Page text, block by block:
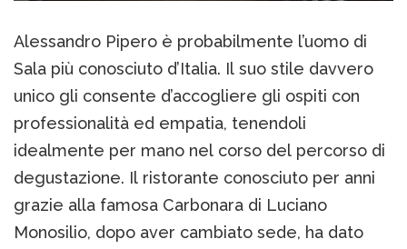
Alessandro Pipero è probabilmente l’uomo di
Sala più conosciuto d’Italia. Il suo stile davvero
unico gli consente d’accogliere gli ospiti con
professionalità ed empatia, tenendoli
idealmente per mano nel corso del percorso di
degustazione. Il ristorante conosciuto per anni
grazie alla famosa Carbonara di Luciano
Monosilio, dopo aver cambiato sede, ha dato